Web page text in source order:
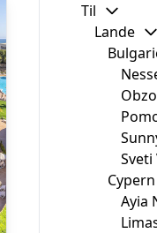
Til
Lande
Sveti
Cypern
Ayia